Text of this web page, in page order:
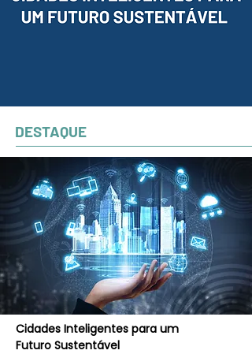
DESTAQUE
Cidades Inteligentes para um
Futuro Sustentável